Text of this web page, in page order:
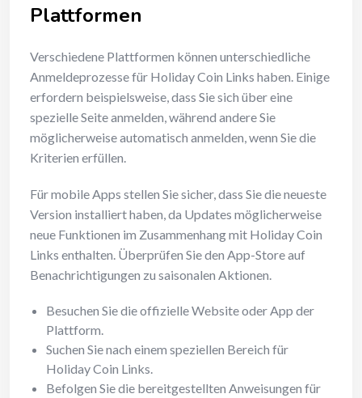
Plattformen
Verschiedene Plattformen können unterschiedliche
Anmeldeprozesse für Holiday Coin Links haben. Einige
erfordern beispielsweise, dass Sie sich über eine
spezielle Seite anmelden, während andere Sie
möglicherweise automatisch anmelden, wenn Sie die
Kriterien erfüllen.
Für mobile Apps stellen Sie sicher, dass Sie die neueste
Version installiert haben, da Updates möglicherweise
neue Funktionen im Zusammenhang mit Holiday Coin
Links enthalten. Überprüfen Sie den App-Store auf
Benachrichtigungen zu saisonalen Aktionen.
Besuchen Sie die offizielle Website oder App der
Plattform.
Suchen Sie nach einem speziellen Bereich für
Holiday Coin Links.
Befolgen Sie die bereitgestellten Anweisungen für